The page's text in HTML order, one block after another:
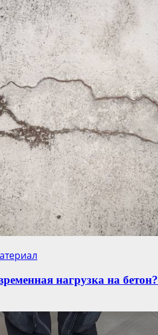
нагрузка на бетон?